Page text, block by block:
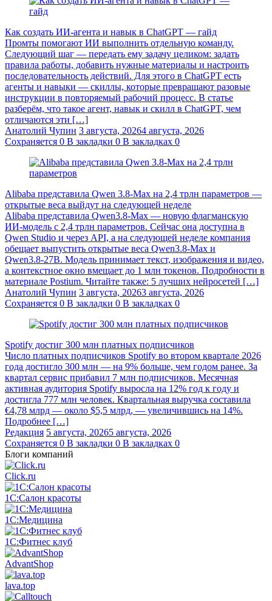
Как создать ИИ-агента и навык в ChatGPT — гайд
Промты помогают ИИ выполнить отдельную команду.
Следующий шаг — передать ему задачу целиком: задать
правила работы, добавить нужные материалы и настроить
последовательность действий. Для этого в ChatGPT есть
агенты и навыки — скиллы, которые превращают разовые
инструкции в повторяемый рабочий процесс. В статье
разберём, что такое агент, навык и скилл в ChatGPT, чем
отличаются эти […]
Анатолий Чупин 3 августа, 20264 августа, 2026
Сохраняется 0 В закладки 0 В закладках 0
Alibaba представила Qwen 3.8‑Max на 2,4 трлн параметров —
открытые веса выйдут на следующей неделе
Alibaba представила Qwen3.8‑Max — новую флагманскую
ИИ-модель с 2,4 трлн параметров. Сейчас она доступна в
Qwen Studio и через API, а на следующей неделе компания
обещает выпустить открытые веса Qwen3.8‑Max и
Qwen3.8‑27B. Модель принимает текст, изображения и видео,
а контекстное окно вмещает до 1 млн токенов. Подробности в
материале Postium. Читайте также: 5 лучших нейросетей […]
Анатолий Чупин 3 августа, 20263 августа, 2026
Сохраняется 0 В закладки 0 В закладках 0
Spotify достиг 300 млн платных подписчиков
Число платных подписчиков Spotify во втором квартале 2026
года достигло 300 млн — на 9% больше, чем годом ранее. За
квартал сервис прибавил 7 млн подписчиков. Месячная
активная аудитория Spotify выросла на 12% год к году и
достигла 777 млн человек. Квартальная выручка составила
€4,78 млрд — около $5,5 млрд, — увеличившись на 14%.
Подробнее […]
Редакция 5 августа, 20265 августа, 2026
Сохраняется 0 В закладки 0 В закладках 0
Блоги компаний
Click.ru
1С:Салон красоты
1С:Медицина
1С:Фитнес клуб
AdvantShop
lava.top